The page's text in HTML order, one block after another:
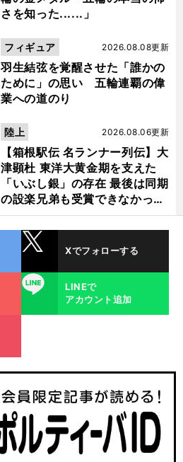
さを知った......」
羽生結弦を覚醒させた「誰かの
ために」の思い 五輪連覇の偉
業への道のり
2026.08.08更新
フィギュア
【箱根駅伝 名ランナー列伝】大
津顕杜 東洋大黄金期を支えた
「いぶし銀」の存在 最後は同期
の設楽兄弟も受賞できなかった
金栗杯に輝く
2026.08.06更新
陸上
Xでフォローする
LINE
LINEで
アカウント追加